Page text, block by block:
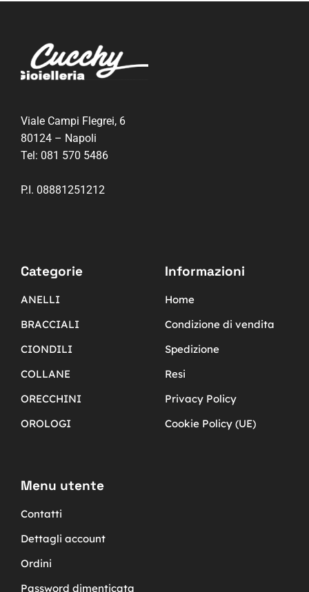
Viale Campi Flegrei, 6
80124 – Napoli
Tel: 081 570 5486
P.I. 08881251212
Categorie
ANELLI
BRACCIALI
CIONDILI
COLLANE
ORECCHINI
OROLOGI
Informazioni
Home
Condizione di vendita
Spedizione
Resi
Privacy Policy
Cookie Policy (UE)
Menu utente
Contatti
Dettagli account
Ordini
Password dimenticata